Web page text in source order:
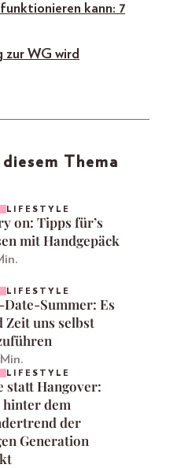
kann: 7
zur WG wird
Thema
LIFESTYLE
on: Tipps für’s
mit Handgepäck
LIFESTYLE
Date-Summer: Es
Zeit uns selbst
LIFESTYLE
statt Hangover:
hinter dem
der
Generation